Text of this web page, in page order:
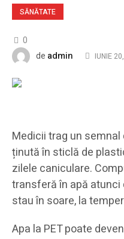
SĂNĂTATE
0
de admin IUNIE
Medicii trag un
ținută în sticlă de
zilele caniculare.
transferă în apă
stau în soare, la
Apa la PET poate